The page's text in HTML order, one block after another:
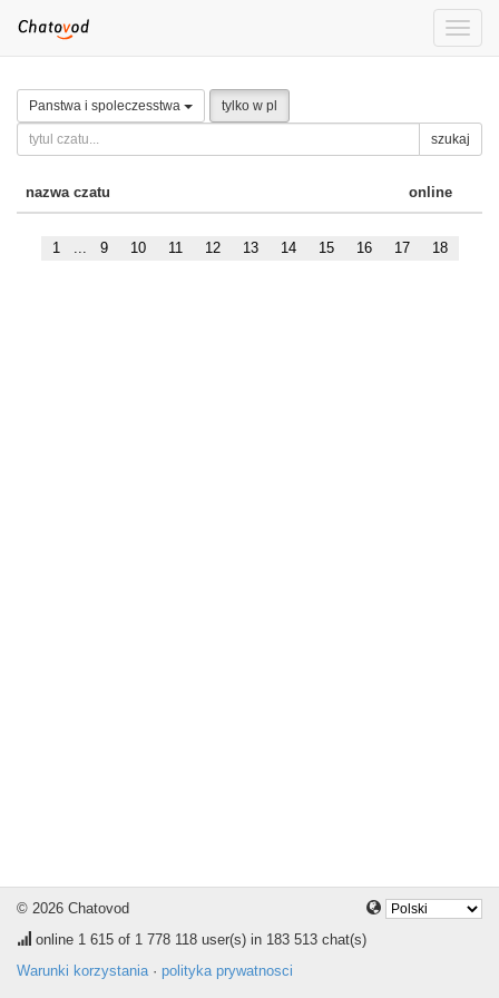
Toggle
Panstwa i spoleczesstwa tylko w pl
szukaj
nazwa czatu online
1 ... 9 10 11 12 13 14 15 16 17 18
© 2026 Chatovod
online 1 615 of 1 778 118 user(s) in 183 513 chat(s)
Warunki korzystania· polityka prywatnosci